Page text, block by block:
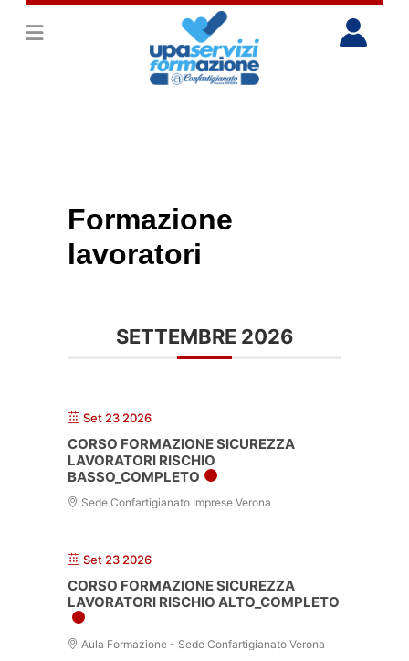
Formazione
lavoratori
SETTEMBRE 2026
Set 23 2026
CORSO FORMAZIONE SICUREZZA
LAVORATORI RISCHIO
BASSO_COMPLETO
Sede Confartigianato Imprese Verona
Set 23 2026
CORSO FORMAZIONE SICUREZZA
LAVORATORI RISCHIO ALTO_COMPLETO
Aula Formazione - Sede Confartigianato Verona